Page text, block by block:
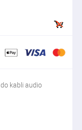
kabli audio